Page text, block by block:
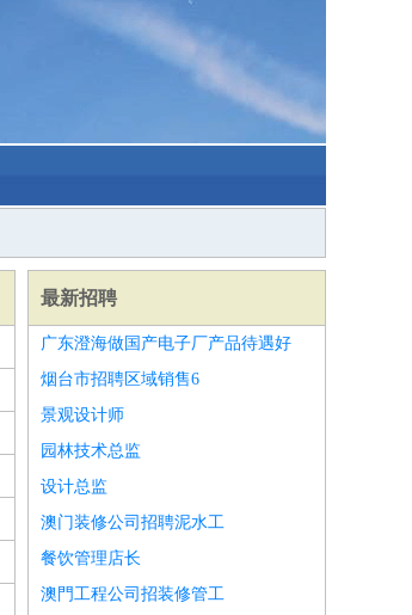
最新招聘
广东澄海做国产电子厂产品待遇好
烟台市招聘区域销售6
景观设计师
园林技术总监
设计总监
澳门装修公司招聘泥水工
餐饮管理店长
澳門工程公司招装修管工